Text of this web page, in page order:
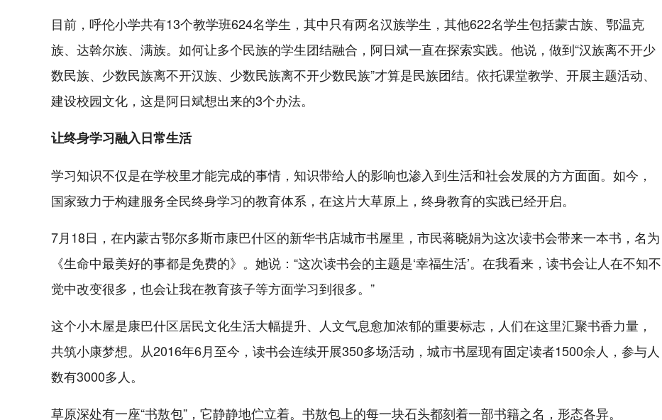
目前，呼伦小学共有13个教学班624名学生，其中只有两名汉族学生，其他622名学生包括蒙古族、鄂温克
族、达斡尔族、满族。如何让多个民族的学生团结融合，阿日斌一直在探索实践。他说，做到“汉族离不开少
数民族、少数民族离不开汉族、少数民族离不开少数民族”才算是民族团结。依托课堂教学、开展主题活动、
建设校园文化，这是阿日斌想出来的3个办法。
让终身学习融入日常生活
学习知识不仅是在学校里才能完成的事情，知识带给人的影响也渗入到生活和社会发展的方方面面。如今，
国家致力于构建服务全民终身学习的教育体系，在这片大草原上，终身教育的实践已经开启。
7月18日，在内蒙古鄂尔多斯市康巴什区的新华书店城市书屋里，市民蒋晓娟为这次读书会带来一本书，名为
《生命中最美好的事都是免费的》。她说：“这次读书会的主题是‘幸福生活’。在我看来，读书会让人在不知不
觉中改变很多，也会让我在教育孩子等方面学习到很多。”
这个小木屋是康巴什区居民文化生活大幅提升、人文气息愈加浓郁的重要标志，人们在这里汇聚书香力量，
共筑小康梦想。从2016年6月至今，读书会连续开展350多场活动，城市书屋现有固定读者1500余人，参与人
数有3000多人。
草原深处有一座“书敖包”，它静静地伫立着。书敖包上的每一块石头都刻着一部书籍之名，形态各异。